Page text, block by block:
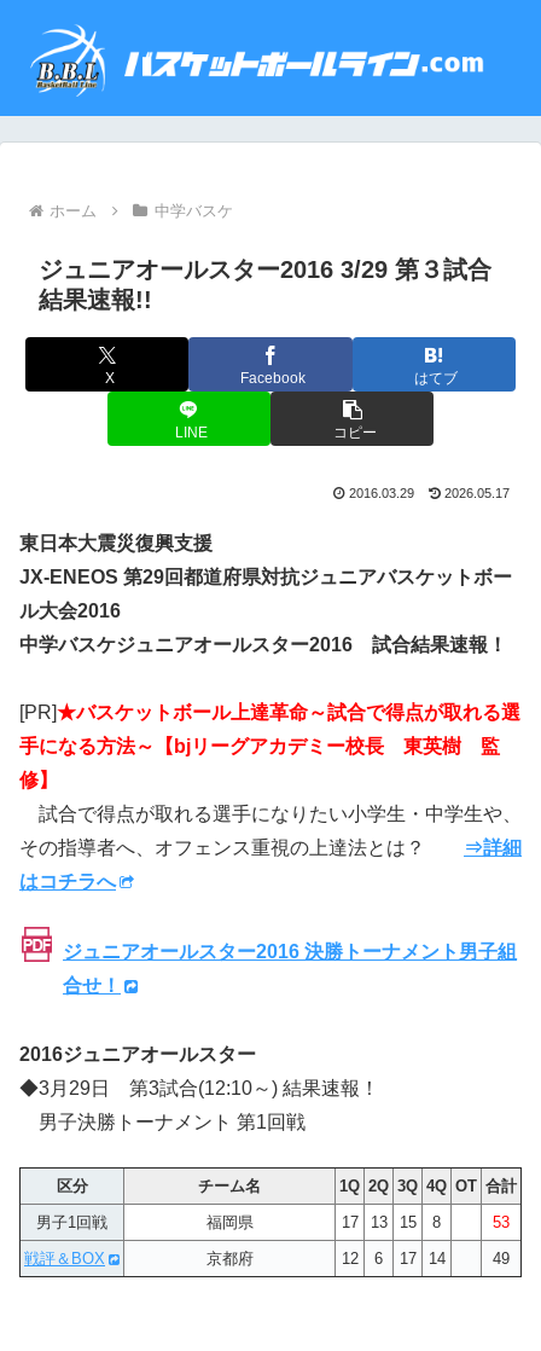
ホーム 中学バスケ
ジュニアオールスター2016 3/29 第３試合
結果速報!!
X Facebook はてブ
LINE コピー
2016.03.29 2026.05.17
東日本大震災復興支援
JX-ENEOS 第29回都道府県対抗ジュニアバスケットボー
ル大会2016
中学バスケジュニアオールスター2016 試合結果速報！
[PR]★バスケットボール上達革命～試合で得点が取れる選
手になる方法～【bjリーグアカデミー校長 東英樹 監
修】
試合で得点が取れる選手になりたい小学生・中学生や、
その指導者へ、オフェンス重視の上達法とは？
⇒詳細
はコチラへ
ジュニアオールスター2016 決勝トーナメント男子組
合せ！
2016ジュニアオールスター
◆3月29日 第3試合(12:10～) 結果速報！
男子決勝トーナメント 第1回戦
区分 チーム名 1Q 2Q 3Q 4Q OT 合計
男子1回戦
福岡県 17 13 15 8
53
戦評＆BOX
京都府 12 6 17 14 49